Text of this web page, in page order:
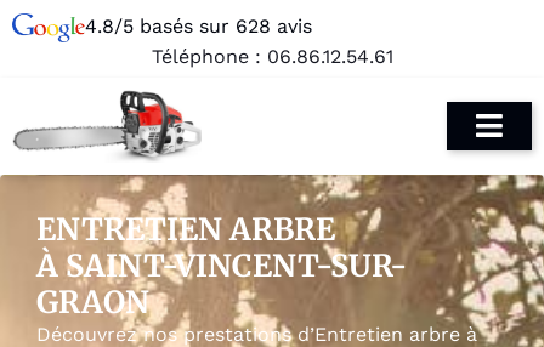
4.8/5 basés sur 628 avis
Téléphone : 06.86.12.54.61
ENTRETIEN ARBRE
À SAINT-VINCENT-SUR-
GRAON
Découvrez nos prestations d’Entretien arbre à